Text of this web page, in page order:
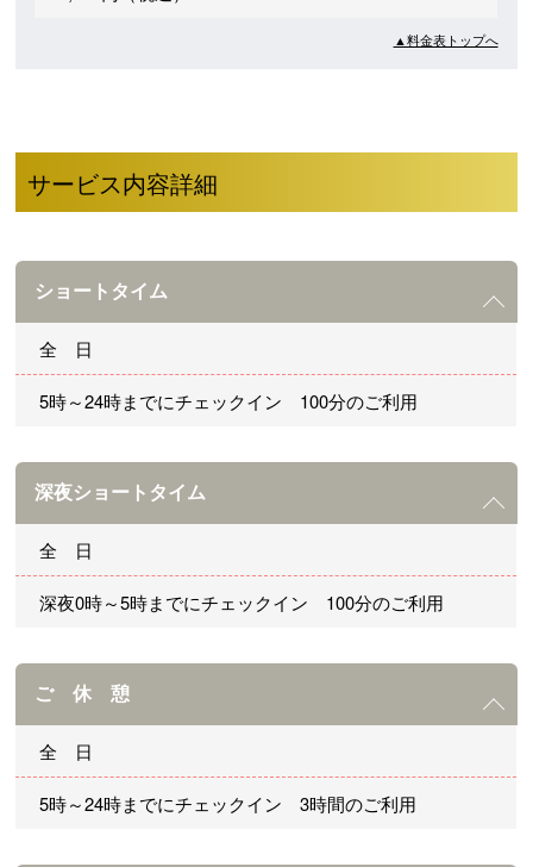
▲料金表トップへ
サービス内容詳細
ショートタイム
全 日
5時～24時までにチェックイン 100分のご利用
深夜ショートタイム
全 日
深夜0時～5時までにチェックイン 100分のご利用
ご 休 憩
全 日
5時～24時までにチェックイン 3時間のご利用